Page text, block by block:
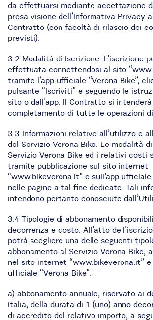
da effettuarsi mediante accettazione
presa visione dell’Informativa Privacy
Contratto (con facoltà di rilascio dei
previsti).
3.2 Modalità di Iscrizione. L’iscrizione
effettuata connettendosi al sito
tramite l’app ufficiale “Verona Bike”,
pulsante “Iscriviti” e seguendo le
sito o dall’app. Il Contratto si
completamento di tutte le operazioni
3.3 Informazioni relative all’utilizzo e
del Servizio Verona Bike. Le modalità
Servizio Verona Bike ed i relativi costi
tramite pubblicazione sul sito internet
“www.bikeverona.it” e sull’app ufficiale
nelle pagine a tal fine dedicate. Tali
intendono pertanto conosciute
3.4 Tipologie di abbonamento
decorrenza e costo. All’atto
potrà scegliere una delle seguenti
abbonamento al Servizio Verona Bike,
nel sito internet “www.bikeverona.it” e
ufficiale “Verona Bike”:
a) abbonamento annuale, riservato ai
Italia, della durata di 1 (uno) anno
di accredito del relativo importo, a